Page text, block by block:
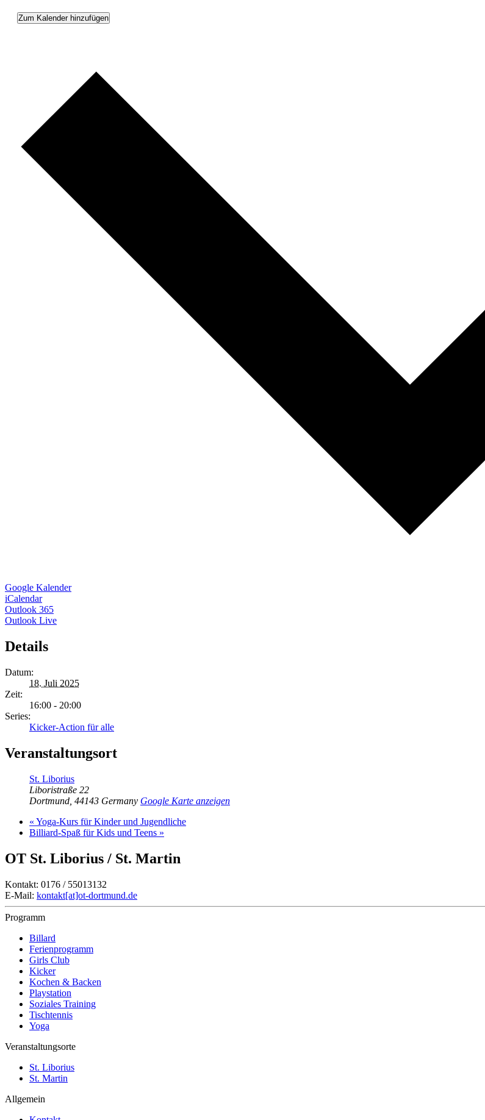
Zum Kalender hinzufügen
Google Kalender
iCalendar
Outlook 365
Outlook Live
Details
Datum:
18. Juli 2025
Zeit:
16:00 - 20:00
Series:
Kicker-Action für alle
Veranstaltungsort
St. Liborius
Liboristraße 22
Dortmund 44143 Germany Google Karte anzeigen
« Yoga-Kurs für Kinder und Jugendliche
Billiard-Spaß für Kids und Teens »
OT St. Liborius / St. Martin
Kontakt: 0176 / 55013132
E-Mail: kontakt[at]ot-dortmund.de
Programm
Billard
Ferienprogramm
Girls Club
Kicker
Kochen & Backen
Playstation
Soziales Training
Tischtennis
Yoga
Veranstaltungsorte
St. Liborius
St. Martin
Allgemein